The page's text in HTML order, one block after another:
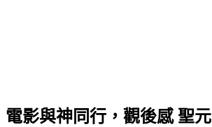
電影與神同行，觀後感 聖元